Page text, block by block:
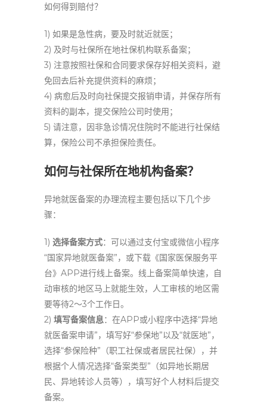
如何得到赔付？
1) 如果是急性病，要及时就近就医；
2) 及时与社保所在地社保机构联系备案；
3) 注意按照社保和合同要求保存好相关资料，避
免回去后补充提供资料的麻烦；
4) 病愈后及时向社保提交报销申请，并保存所有
资料的副本，提交保险公司时使用；
5) 请注意，因非急诊情况住院时不能进行社保结
算，保险公司不承担保险责任。
如何与社保所在地机构备案？‌
异地就医备案的办理流程主要包括以下几个步
骤：
1) 选择备案方式：可以通过‌支付宝或‌微信小程序
“国家异地就医备案”，或下载《‌国家医保服务平
台》APP进行线上备案。线上备案简单快速，自
动审核的地区马上就能生效，人工审核的地区需
要等待2～3个工作日。
2) 填写备案信息：在APP或小程序中选择“异地
就医备案申请”，填写好“参保地”以及“就医地”，
选择“参保险种”（职工社保或者居民社保），并
根据个人情况选择“备案类型”（如异地长期居
民、异地转诊人员等），填写好个人材料后提交
备案。‌